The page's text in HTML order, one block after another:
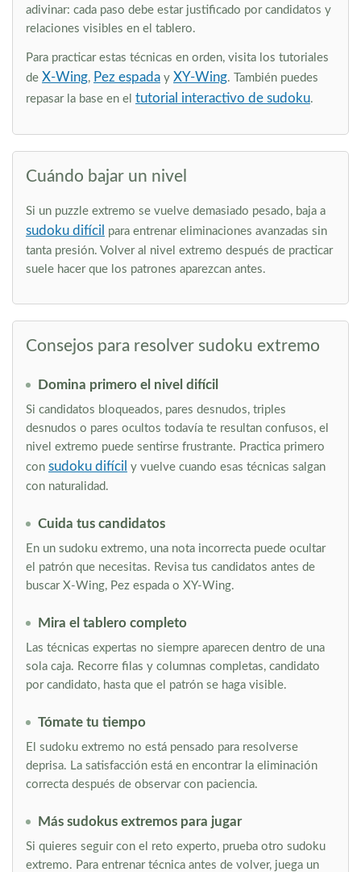
adivinar: cada paso debe estar justificado por candidatos y
relaciones visibles en el tablero.
Para practicar estas técnicas en orden, visita los tutoriales
de X-Wing, Pez espada y XY-Wing. También puedes
repasar la base en el tutorial interactivo de sudoku.
Cuándo bajar un nivel
Si un puzzle extremo se vuelve demasiado pesado, baja a
sudoku difícil
para entrenar eliminaciones avanzadas sin
tanta presión. Volver al nivel extremo después de practicar
suele hacer que los patrones aparezcan antes.
Consejos para resolver sudoku extremo
Domina primero el nivel difícil
Si candidatos bloqueados, pares desnudos, triples
desnudos o pares ocultos todavía te resultan confusos, el
nivel extremo puede sentirse frustrante. Practica primero
con sudoku difícil y vuelve cuando esas técnicas salgan
con naturalidad.
Cuida tus candidatos
En un sudoku extremo, una nota incorrecta puede ocultar
el patrón que necesitas. Revisa tus candidatos antes de
buscar X-Wing, Pez espada o XY-Wing.
Mira el tablero completo
Las técnicas expertas no siempre aparecen dentro de una
sola caja. Recorre filas y columnas completas, candidato
por candidato, hasta que el patrón se haga visible.
Tómate tu tiempo
El sudoku extremo no está pensado para resolverse
deprisa. La satisfacción está en encontrar la eliminación
correcta después de observar con paciencia.
Más sudokus extremos para jugar
Si quieres seguir con el reto experto, prueba otro sudoku
extremo. Para entrenar técnica antes de volver, juega un